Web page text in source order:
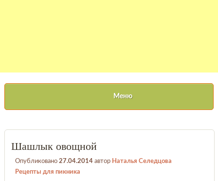
Меню
Шашлык овощной
Опубликовано27.04.2014 автор Наталья Селедцова
Рецепты для пикника